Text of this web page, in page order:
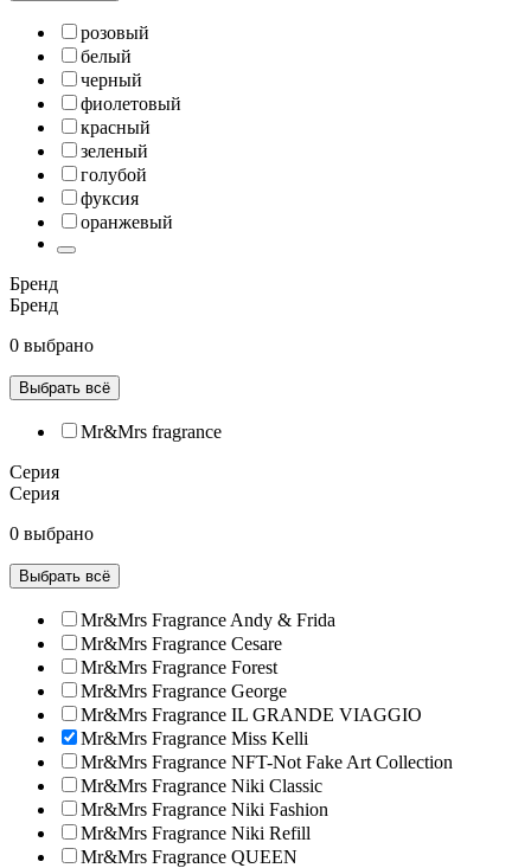
розовый
белый
черный
фиолетовый
красный
зеленый
голубой
фуксия
оранжевый
Бренд
Бренд
0 выбрано
Выбрать всё
Mr&Mrs fragrance
Серия
Серия
0 выбрано
Выбрать всё
Mr&Mrs Fragrance Andy & Frida
Mr&Mrs Fragrance Cesare
Mr&Mrs Fragrance Forest
Mr&Mrs Fragrance George
Mr&Mrs Fragrance IL GRANDE VIAGGIO
Mr&Mrs Fragrance Miss Kelli
Mr&Mrs Fragrance NFT-Not Fake Art Collection
Mr&Mrs Fragrance Niki Classic
Mr&Mrs Fragrance Niki Fashion
Mr&Mrs Fragrance Niki Refill
Mr&Mrs Fragrance QUEEN